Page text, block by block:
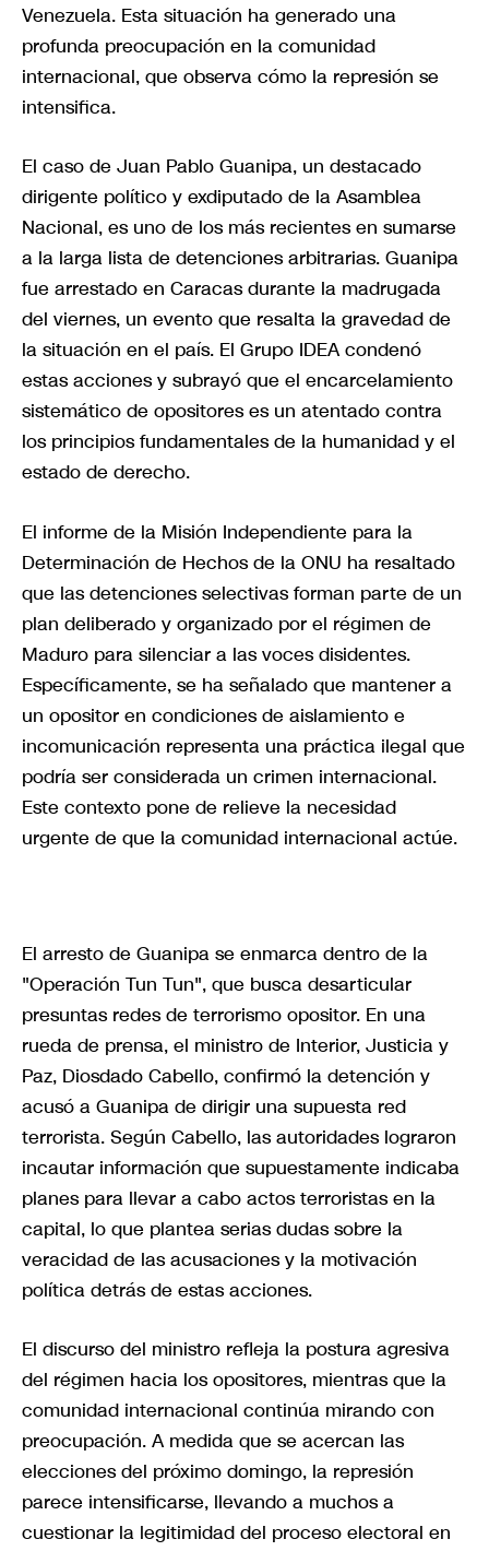
Venezuela. Esta situación ha generado una
profunda preocupación en la comunidad
internacional, que observa cómo la represión se
intensifica.
El caso de Juan Pablo Guanipa, un destacado
dirigente político y exdiputado de la Asamblea
Nacional, es uno de los más recientes en sumarse
a la larga lista de detenciones arbitrarias. Guanipa
fue arrestado en Caracas durante la madrugada
del viernes, un evento que resalta la gravedad de
la situación en el país. El Grupo IDEA condenó
estas acciones y subrayó que el encarcelamiento
sistemático de opositores es un atentado contra
los principios fundamentales de la humanidad y el
estado de derecho.
El informe de la Misión Independiente para la
Determinación de Hechos de la ONU ha resaltado
que las detenciones selectivas forman parte de un
plan deliberado y organizado por el régimen de
Maduro para silenciar a las voces disidentes.
Específicamente, se ha señalado que mantener a
un opositor en condiciones de aislamiento e
incomunicación representa una práctica ilegal que
podría ser considerada un crimen internacional.
Este contexto pone de relieve la necesidad
urgente de que la comunidad internacional actúe.
El arresto de Guanipa se enmarca dentro de la
"Operación Tun Tun", que busca desarticular
presuntas redes de terrorismo opositor. En una
rueda de prensa, el ministro de Interior, Justicia y
Paz, Diosdado Cabello, confirmó la detención y
acusó a Guanipa de dirigir una supuesta red
terrorista. Según Cabello, las autoridades lograron
incautar información que supuestamente indicaba
planes para llevar a cabo actos terroristas en la
capital, lo que plantea serias dudas sobre la
veracidad de las acusaciones y la motivación
política detrás de estas acciones.
El discurso del ministro refleja la postura agresiva
del régimen hacia los opositores, mientras que la
comunidad internacional continúa mirando con
preocupación. A medida que se acercan las
elecciones del próximo domingo, la represión
parece intensificarse, llevando a muchos a
cuestionar la legitimidad del proceso electoral en